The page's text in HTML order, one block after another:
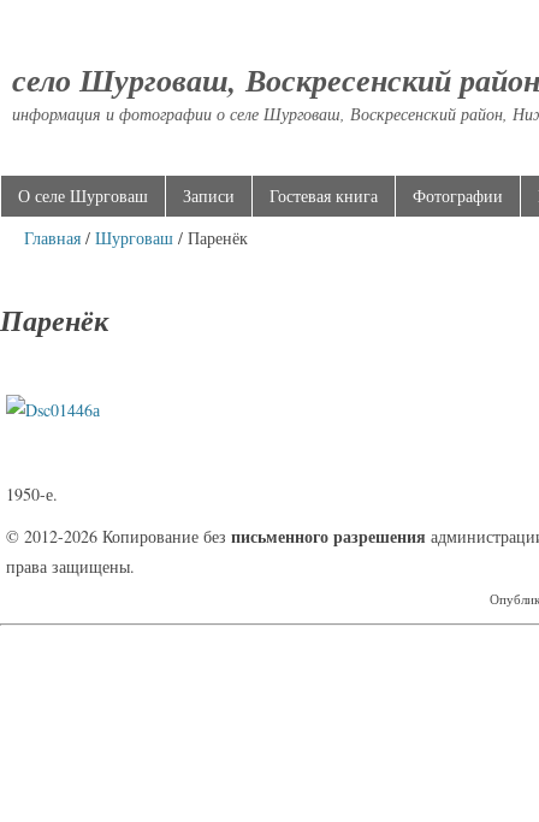
село Шурговаш, Воскресенский район
информация и фотографии о селе Шурговаш, Воскресенский район,
О селе Шурговаш Записи Гостевая книга Фотографии
Главная / Шурговаш / Паренёк
Паренёк
1950-е.
© 2012-2026 Копирование без письменного разрешения
права защищены.